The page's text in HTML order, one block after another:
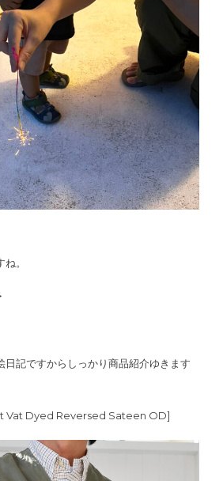
。
日記ですからしっかり商品紹介ゆきます
Vat Dyed Reversed Sateen OD]